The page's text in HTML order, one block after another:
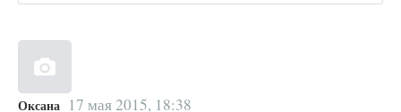
Оксана 17 мая 2015, 18:38